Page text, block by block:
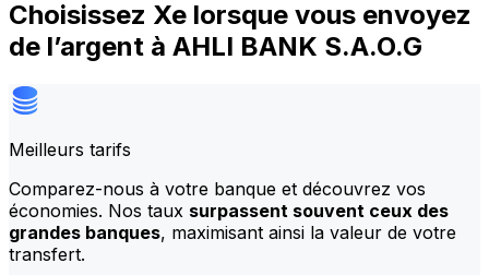
Choisissez Xe lorsque vous envoyez
de l’argent à AHLI BANK S.A.O.G
Meilleurs tarifs
Comparez-nous à votre banque et découvrez vos
économies. Nos taux surpassent souvent ceux des
grandes banques, maximisant ainsi la valeur de votre
transfert.